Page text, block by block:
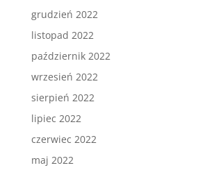
grudzień 2022
listopad 2022
październik 2022
wrzesień 2022
sierpień 2022
lipiec 2022
czerwiec 2022
maj 2022